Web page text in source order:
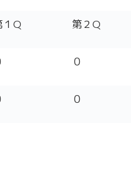
１Q 第２Q
０
０